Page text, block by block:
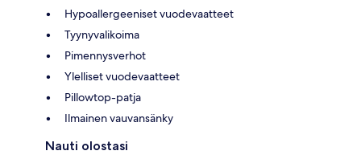
Hypoallergeeniset vuodevaatteet
Tyynyvalikoima
Pimennysverhot
Ylelliset vuodevaatteet
Pillowtop-patja
Ilmainen vauvansänky
Nauti olostasi